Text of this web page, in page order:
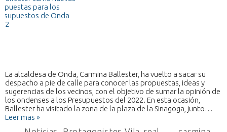
La alcaldesa de Onda, Carmina Ballester, ha vuelto a sacar su
despacho a pie de calle para conocer las propuestas, ideas y
sugerencias de los vecinos, con el objetivo de sumar la opinión de
los ondenses a los Presupuestos del 2022. En esta ocasión,
Ballester ha visitado la zona de la plaza de la Sinagoga, junto…
Leer mas »